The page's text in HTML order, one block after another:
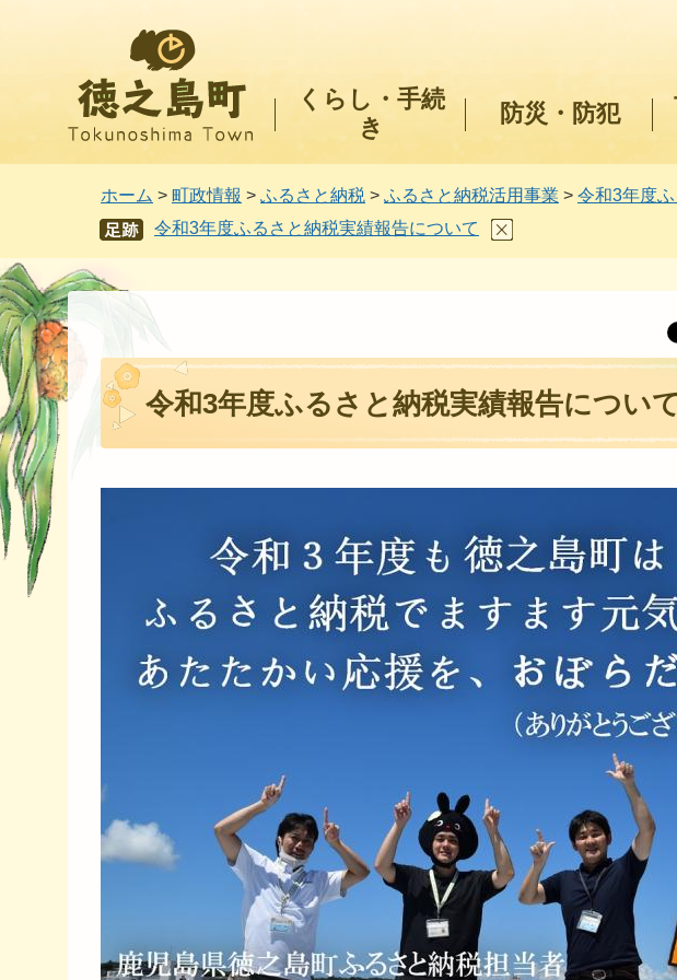
くらし・手続
き
防災・防犯
ホーム > 町政情報 > ふるさと納税 > ふるさと納税活用事業 > 令和3年度
あし
あと
令和3年度ふるさと納税実績報告について
令和3年度ふるさと納税実績報告について